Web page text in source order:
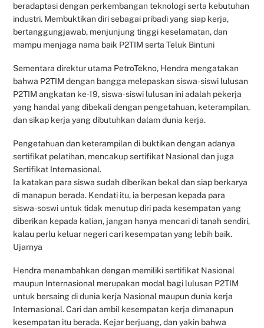
beradaptasi dengan perkembangan teknologi serta kebutuhan
industri. Membuktikan diri sebagai pribadi yang siap kerja,
bertanggungjawab, menjunjung tinggi keselamatan, dan
mampu menjaga nama baik P2TIM serta Teluk Bintuni
Sementara direktur utama PetroTekno, Hendra mengatakan
bahwa P2TIM dengan bangga melepaskan siswa-siswi lulusan
P2TIM angkatan ke-19, siswa-siswi lulusan ini adalah pekerja
yang handal yang dibekali dengan pengetahuan, keterampilan,
dan sikap kerja yang dibutuhkan dalam dunia kerja.
Pengetahuan dan keterampilan di buktikan dengan adanya
sertifikat pelatihan, mencakup sertifikat Nasional dan juga
Sertifikat Internasional.
Ia katakan para siswa sudah diberikan bekal dan siap berkarya
di manapun berada. Kendati itu, ia berpesan kepada para
siswa-soswi untuk tidak menutup diri pada kesempatan yang
diberikan kepada kalian, jangan hanya mencari di tanah sendiri,
kalau perlu keluar negeri cari kesempatan yang lebih baik.
Ujarnya
Hendra menambahkan dengan memiliki sertifikat Nasional
maupun Internasional merupakan modal bagi lulusan P2TIM
untuk bersaing di dunia kerja Nasional maupun dunia kerja
Internasional. Cari dan ambil kesempatan kerja dimanapun
kesempatan itu berada. Kejar berjuang, dan yakin bahwa